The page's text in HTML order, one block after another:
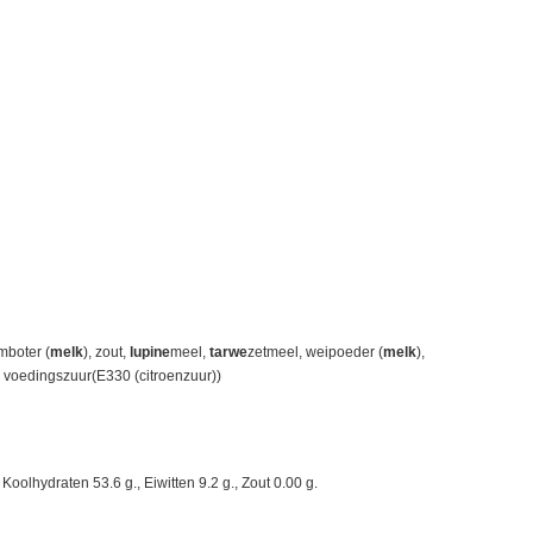
(melk), zout, lupinemeel, tarwezetmeel, weipoeder (melk),
(citroenzuur))
53.6 g., Eiwitten 9.2 g., Zout 0.00 g.